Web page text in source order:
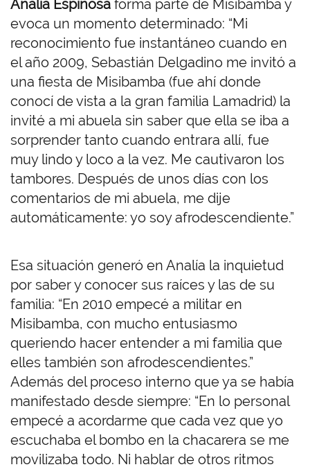
Analía Espinosa forma parte de Misibamba y
evoca un momento determinado: “Mi
reconocimiento fue instantáneo cuando en
el año 2009, Sebastián Delgadino me invitó a
una fiesta de Misibamba (fue ahí donde
conocí de vista a la gran familia Lamadrid) la
invité a mi abuela sin saber que ella se iba a
sorprender tanto cuando entrara allí, fue
muy lindo y loco a la vez. Me cautivaron los
tambores. Después de unos días con los
comentarios de mi abuela, me dije
automáticamente: yo soy afrodescendiente.”
Esa situación generó en Analía la inquietud
por saber y conocer sus raíces y las de su
familia: “En 2010 empecé a militar en
Misibamba, con mucho entusiasmo
queriendo hacer entender a mi familia que
elles también son afrodescendientes.”
Además del proceso interno que ya se había
manifestado desde siempre: “En lo personal
empecé a acordarme que cada vez que yo
escuchaba el bombo en la chacarera se me
movilizaba todo. Ni hablar de otros ritmos